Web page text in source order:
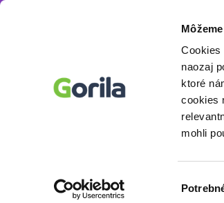
Cookies
naozaj
ktoré
cookies
mohli
súhlasu
Lucia Barbierik
Knihy na sklade
Zobraziť iba